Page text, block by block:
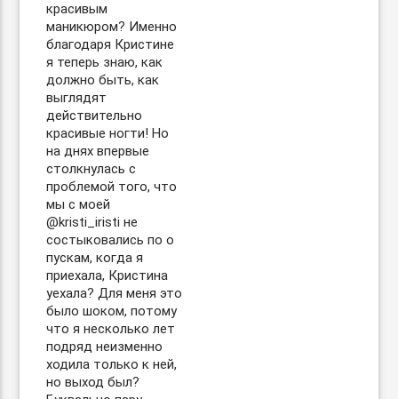
красивым
маникюром? Именно
благодаря Кристине
я теперь знаю, как
должно быть, как
выглядят
действительно
красивые ногти! Но
на днях впервые
столкнулась с
проблемой того, что
мы с моей
@kristi_iristi не
состыковались по о
пускам, когда я
приехала, Кристина
уехала? Для меня это
было шоком, потому
что я несколько лет
подряд неизменно
ходила только к ней,
но выход был?